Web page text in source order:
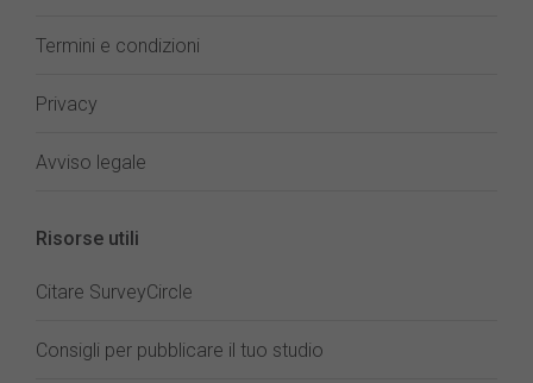
Termini e condizioni
Privacy
Avviso legale
Risorse utili
Citare SurveyCircle
Consigli per pubblicare il tuo studio